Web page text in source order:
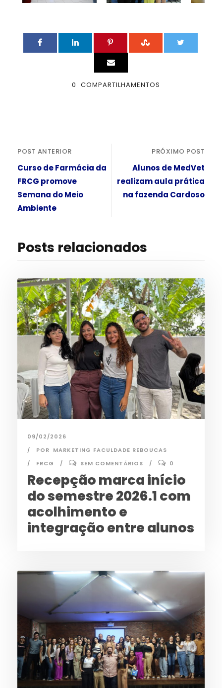
0 COMPARTILHAMENTOS
POST ANTERIOR
Curso de Farmácia da
FRCG promove
Semana do Meio
Ambiente
PRÓXIMO POST
Alunos de MedVet
realizam aula prática
na fazenda Cardoso
Posts relacionados
09/02/2026
POR MARKETING FACULDADE REBOUCAS
FRCG
SEM COMENTÁRIOS 0
Recepção marca início
do semestre 2026.1 com
acolhimento e
integração entre alunos